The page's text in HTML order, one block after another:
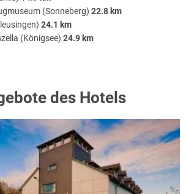
(Sonneberg) 22.8 km
24.1 km
(Königsee) 24.9 km
des Hotels